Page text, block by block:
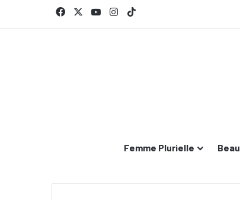
FacebookYouTubeInstagram
Femme Plurielle